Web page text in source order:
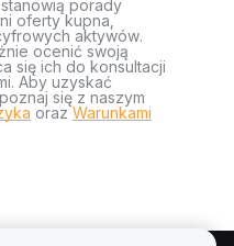
porady
oferty kupna,
aktywów.
ocenić swoją
się ich do konsultacji
Aby uzyskać
się z naszym
orazWarunkami